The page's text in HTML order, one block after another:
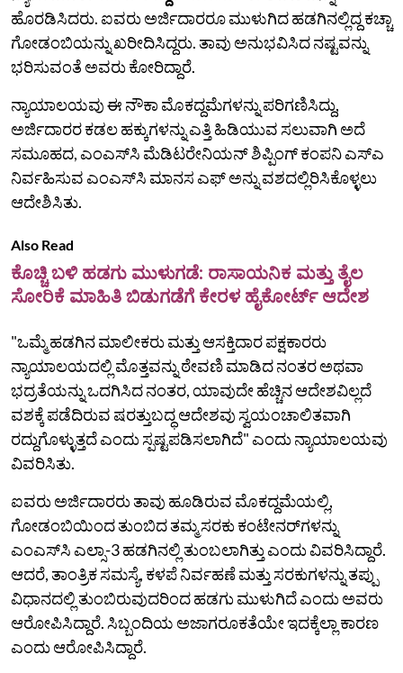
ಹೊರಡಿಸಿದರು. ಐವರು ಅರ್ಜಿದಾರರೂ ಮುಳುಗಿದ ಹಡಗಿನಲ್ಲಿದ್ದ ಕಚ್ಚಾ
ಗೋಡಂಬಿಯನ್ನು ಖರೀದಿಸಿದ್ದರು. ತಾವು ಅನುಭವಿಸಿದ ನಷ್ಟವನ್ನು
ಭರಿಸುವಂತೆ ಅವರು ಕೋರಿದ್ದಾರೆ.
ನ್ಯಾಯಾಲಯವು ಈ ನೌಕಾ ಮೊಕದ್ದಮೆಗಳನ್ನು ಪರಿಗಣಿಸಿದ್ದು,
ಅರ್ಜಿದಾರರ ಕಡಲ ಹಕ್ಕುಗಳನ್ನು ಎತ್ತಿ ಹಿಡಿಯುವ ಸಲುವಾಗಿ ಅದೆ
ಸಮೂಹದ, ಎಂಎಸ್‌ಸಿ ಮೆಡಿಟರೇನಿಯನ್ ಶಿಪ್ಪಿಂಗ್ ಕಂಪನಿ ಎಸ್‌ಎ
ನಿರ್ವಹಿಸುವ ಎಂಎಸ್‌ಸಿ ಮಾನಸ ಎಫ್‌ ಅನ್ನು ವಶದಲ್ಲಿರಿಸಿಕೊಳ್ಳಲು
ಆದೇಶಿಸಿತು.
Also Read
ಕೊಚ್ಚಿ ಬಳಿ ಹಡಗು ಮುಳುಗಡೆ: ರಾಸಾಯನಿಕ ಮತ್ತು ತೈಲ
ಸೋರಿಕೆ ಮಾಹಿತಿ ಬಿಡುಗಡೆಗೆ ಕೇರಳ ಹೈಕೋರ್ಟ್ ಆದೇಶ
"ಒಮ್ಮೆ ಹಡಗಿನ ಮಾಲೀಕರು ಮತ್ತು ಆಸಕ್ತಿದಾರ ಪಕ್ಷಕಾರರು
ನ್ಯಾಯಾಲಯದಲ್ಲಿ ಮೊತ್ತವನ್ನು ಠೇವಣಿ ಮಾಡಿದ ನಂತರ ಅಥವಾ
ಭದ್ರತೆಯನ್ನು ಒದಗಿಸಿದ ನಂತರ, ಯಾವುದೇ ಹೆಚ್ಚಿನ ಆದೇಶವಿಲ್ಲದೆ
ವಶಕ್ಕೆ ಪಡೆದಿರುವ ಷರತ್ತುಬದ್ಧ ಆದೇಶವು ಸ್ವಯಂಚಾಲಿತವಾಗಿ
ರದ್ದುಗೊಳ್ಳುತ್ತದೆ ಎಂದು ಸ್ಪಷ್ಟಪಡಿಸಲಾಗಿದೆ" ಎಂದು ನ್ಯಾಯಾಲಯವು
ವಿವರಿಸಿತು.
ಐವರು ಅರ್ಜಿದಾರರು ತಾವು ಹೂಡಿರುವ ಮೊಕದ್ದಮೆಯಲ್ಲಿ,
ಗೋಡಂಬಿಯಿಂದ ತುಂಬಿದ ತಮ್ಮ ಸರಕು ಕಂಟೇನರ್‌ಗಳನ್ನು
ಎಂಎಸ್‌ಸಿ ಎಲ್ಸಾ-3 ಹಡಗಿನಲ್ಲಿ ತುಂಬಲಾಗಿತ್ತು ಎಂದು ವಿವರಿಸಿದ್ದಾರೆ.
ಆದರೆ, ತಾಂತ್ರಿಕ ಸಮಸ್ಯೆ, ಕಳಪೆ ನಿರ್ವಹಣೆ ಮತ್ತು ಸರಕುಗಳನ್ನು ತಪ್ಪು
ವಿಧಾನದಲ್ಲಿ ತುಂಬಿರುವುದರಿಂದ ಹಡಗು ಮುಳುಗಿದೆ ಎಂದು ಅವರು
ಆರೋಪಿಸಿದ್ದಾರೆ. ಸಿಬ್ಬಂದಿಯ ಅಜಾಗರೂಕತೆಯೇ ಇದಕ್ಕೆಲ್ಲಾ ಕಾರಣ
ಎಂದು ಆರೋಪಿಸಿದ್ದಾರೆ.